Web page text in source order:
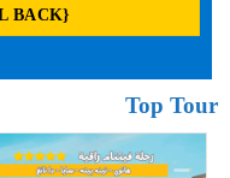
Top Tour